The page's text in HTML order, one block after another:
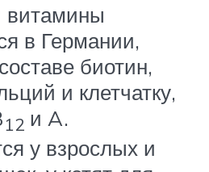
витамины
в Германии,
биотин,
и клетчатку,
12 и A.
у взрослых и